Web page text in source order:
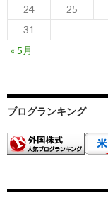
24
25
31
« 5月
ブログランキング